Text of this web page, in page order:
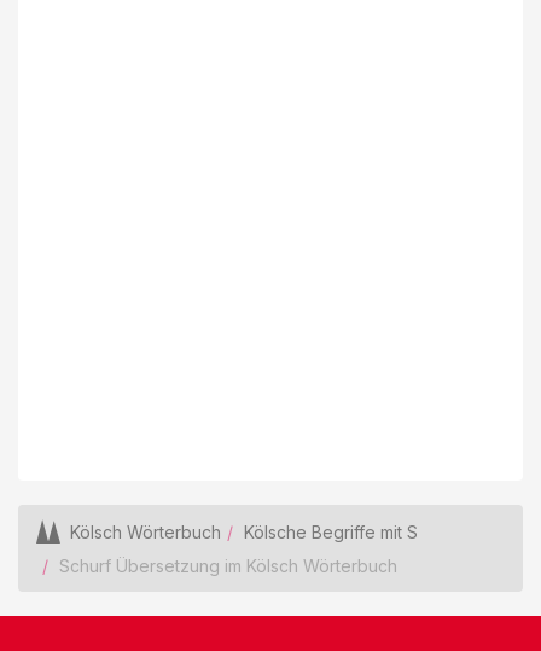
Kölsch Wörterbuch
Kölsche Begriffe mit S
Schurf Übersetzung im Kölsch Wörterbuch